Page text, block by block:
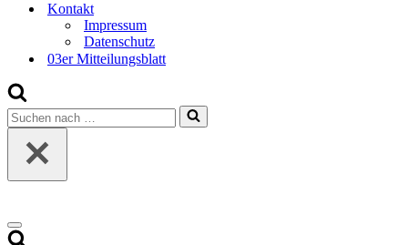
Kontakt
Impressum
Datenschutz
03er Mitteilungsblatt
Suchen
nach …
Navigationsmenü